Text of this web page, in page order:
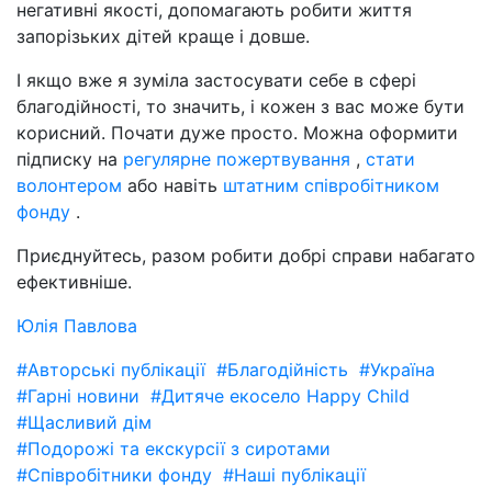
негативні якості, допомагають робити життя
запорізьких дітей краще і довше.
І якщо вже я зуміла застосувати себе в сфері
благодійності, то значить, і кожен з вас може бути
корисний. Почати дуже просто. Можна оформити
підписку на регулярне пожертвування , стати
волонтером або навіть штатним співробітником
фонду .
Приєднуйтесь, разом робити добрі справи набагато
ефективніше.
Юлія Павлова
#Авторські публікації #Благодійність #Україна
#Гарні новини #Дитяче екосело Happy Child
#Щасливий дім
#Подорожі та екскурсії з сиротами
#Співробітники фонду #Наші публікації